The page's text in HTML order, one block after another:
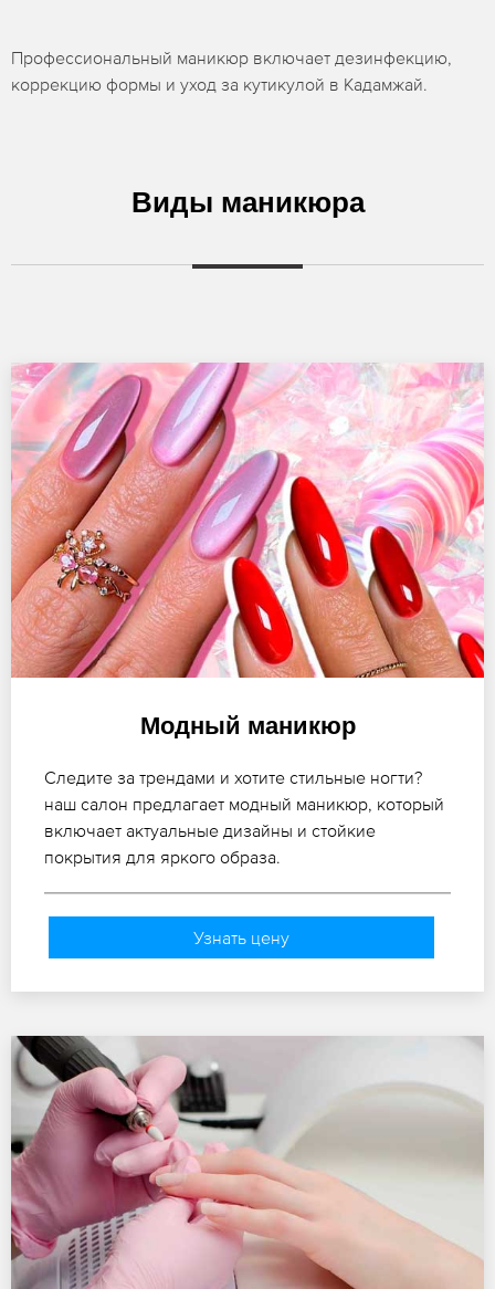
Профессиональный маникюр включает дезинфекцию,
коррекцию формы и уход за кутикулой в Кадамжай.
Виды маникюра
Модный маникюр
Следите за трендами и хотите стильные ногти?
наш салон предлагает модный маникюр, который
включает актуальные дизайны и стойкие
покрытия для яркого образа.
Узнать цену